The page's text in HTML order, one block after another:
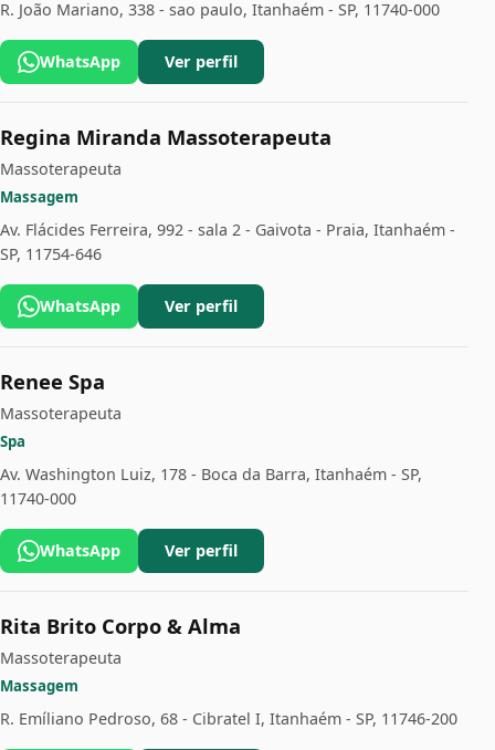
R. João Mariano, 338 - sao paulo, Itanhaém - SP, 11740-000
WhatsApp Ver perfil
Regina Miranda Massoterapeuta
Massoterapeuta
Massagem
Av. Flácides Ferreira, 992 - sala 2 - Gaivota - Praia, Itanhaém -
SP, 11754-646
WhatsApp Ver perfil
Renee Spa
Massoterapeuta
Spa
Av. Washington Luiz, 178 - Boca da Barra, Itanhaém - SP,
11740-000
WhatsApp Ver perfil
Rita Brito Corpo & Alma
Massoterapeuta
Massagem
R. Emíliano Pedroso, 68 - Cibratel I, Itanhaém - SP, 11746-200